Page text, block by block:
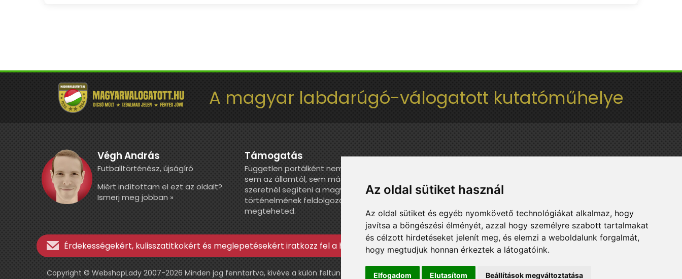
Az oldal sütiket használ
Az oldal sütiket és egyéb nyomkövető technológiákat alkalmaz, hogy
javítsa a böngészési élményét, azzal hogy személyre szabott tartalmakat
és célzott hirdetéseket jelenít meg, és elemzi a weboldalunk forgalmát,
hogy megtudjuk honnan érkeztek a látogatóink.
Elfogadom Elutasítom Beállítások megváltoztatása
A magyar labdarúgó-válogatott kutatóműhelye
Végh András
Futballtörténész, újságíró
Miért indítottam el ezt az oldalt?
Ismerj meg jobban »
Támogatás
Független portálként nem kapunk juttatást
sem az államtól, sem más szervezettől. Ha
szeretnél segíteni a magyar válogatott
történelmének feldolgozásában, itt
megteheted.
Érdekességekért, kulisszatitkokért és meglepetésekért iratkozz fel a hírlevélre »
Copyright © WebshopLady 2007-2026 Minden jog fenntartva, kivéve a külön feltüntetett esetekben.